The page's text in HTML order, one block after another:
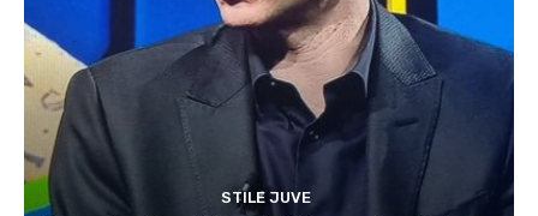
STILE JUVE